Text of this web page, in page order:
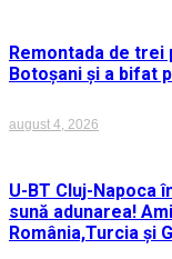
Remontada de trei
Botoșani și a bifat
august 4, 2026
U-BT Cluj-Napoca
sună adunarea!
România,Turcia și